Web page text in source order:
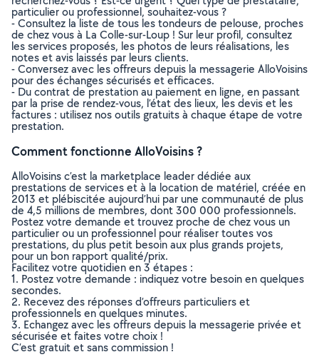
particulier ou professionnel, souhaitez-vous ?
- Consultez la liste de tous les tondeurs de pelouse, proches
de chez vous à La Colle-sur-Loup ! Sur leur profil, consultez
les services proposés, les photos de leurs réalisations, les
notes et avis laissés par leurs clients.
- Conversez avec les offreurs depuis la messagerie AlloVoisins
pour des échanges sécurisés et efficaces.
- Du contrat de prestation au paiement en ligne, en passant
par la prise de rendez-vous, l’état des lieux, les devis et les
factures : utilisez nos outils gratuits à chaque étape de votre
prestation.
Comment fonctionne AlloVoisins ?
AlloVoisins c’est la marketplace leader dédiée aux
prestations de services et à la location de matériel, créée en
2013 et plébiscitée aujourd’hui par une communauté de plus
de 4,5 millions de membres, dont 300 000 professionnels.
Postez votre demande et trouvez proche de chez vous un
particulier ou un professionnel pour réaliser toutes vos
prestations, du plus petit besoin aux plus grands projets,
pour un bon rapport qualité/prix.
Facilitez votre quotidien en 3 étapes :
1. Postez votre demande : indiquez votre besoin en quelques
secondes.
2. Recevez des réponses d’offreurs particuliers et
professionnels en quelques minutes.
3. Echangez avec les offreurs depuis la messagerie privée et
sécurisée et faites votre choix !
C’est gratuit et sans commission !